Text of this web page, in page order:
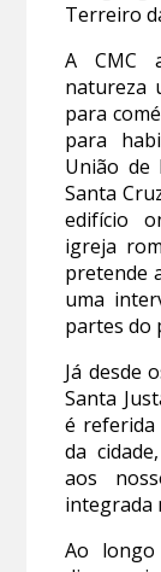
Terreiro
A CMC
natureza
para
para
União de
Santa
edifício
igreja
pretende
uma
partes do
Já desde
Santa
é referida
da
aos
integrada
Ao